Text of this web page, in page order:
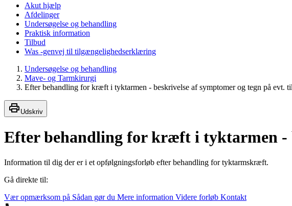
Akut hjælp
Afdelinger
Undersøgelse og behandling
Praktisk information
Tilbud
Was -genvej til tilgængelighedserklæring
Undersøgelse og behandling
Mave- og Tarmkirurgi
Efter behandling for kræft i tyktarmen - beskrivelse af symptomer og tegn på evt.
Udskriv
Efter behandling for kræft i tyktarmen -
Information til dig der er i et opfølgningsforløb efter behandling for tyktarmskræft.
Gå direkte til:
Vær opmærksom på Sådan gør du Mere information Videre forløb Kontakt